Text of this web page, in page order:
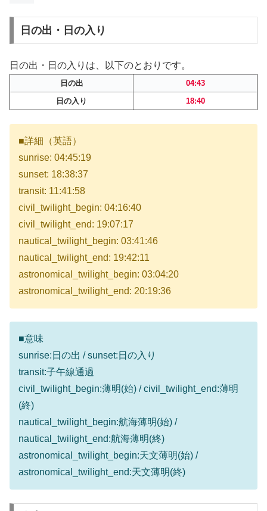
日の出・日の入り
日の出・日の入りは、以下のとおりです。
日の出
04:43
日の入り
18:40
■詳細（英語）
sunrise: 04:45:19
sunset: 18:38:37
transit: 11:41:58
civil_twilight_begin: 04:16:40
civil_twilight_end: 19:07:17
nautical_twilight_begin: 03:41:46
nautical_twilight_end: 19:42:11
astronomical_twilight_begin: 03:04:20
astronomical_twilight_end: 20:19:36
■意味
sunrise:日の出 / sunset:日の入り
transit:子午線通過
civil_twilight_begin:薄明(始) / civil_twilight_end:薄明
(終)
nautical_twilight_begin:航海薄明(始) /
nautical_twilight_end:航海薄明(終)
astronomical_twilight_begin:天文薄明(始) /
astronomical_twilight_end:天文薄明(終)